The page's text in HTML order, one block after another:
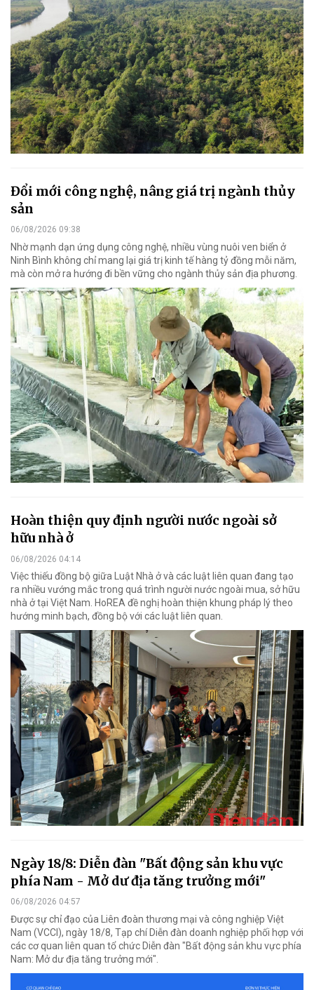
Đổi mới công nghệ, nâng giá trị ngành thủy
sản
06/08/2026 09:38
Nhờ mạnh dạn ứng dụng công nghệ, nhiều vùng nuôi ven biển ở
Ninh Bình không chỉ mang lại giá trị kinh tế hàng tỷ đồng mỗi năm,
mà còn mở ra hướng đi bền vững cho ngành thủy sản địa phương.
Hoàn thiện quy định người nước ngoài sở
hữu nhà ở
06/08/2026 04:14
Việc thiếu đồng bộ giữa Luật Nhà ở và các luật liên quan đang tạo
ra nhiều vướng mắc trong quá trình người nước ngoài mua, sở hữu
nhà ở tại Việt Nam. HoREA đề nghị hoàn thiện khung pháp lý theo
hướng minh bạch, đồng bộ với các luật liên quan.
Ngày 18/8: Diễn đàn "Bất động sản khu vực
phía Nam - Mở dư địa tăng trưởng mới"
06/08/2026 04:57
Được sự chỉ đạo của Liên đoàn thương mại và công nghiệp Việt
Nam (VCCI), ngày 18/8, Tạp chí Diễn đàn doanh nghiệp phối hợp với
các cơ quan liên quan tổ chức Diễn đàn "Bất động sản khu vực phía
Nam: Mở dư địa tăng trưởng mới".